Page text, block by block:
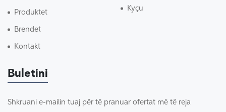
Produktet
Brendet
Kontakt
Kyçu
Buletini
Shkruani e-mailin tuaj për të pranuar ofertat më të reja